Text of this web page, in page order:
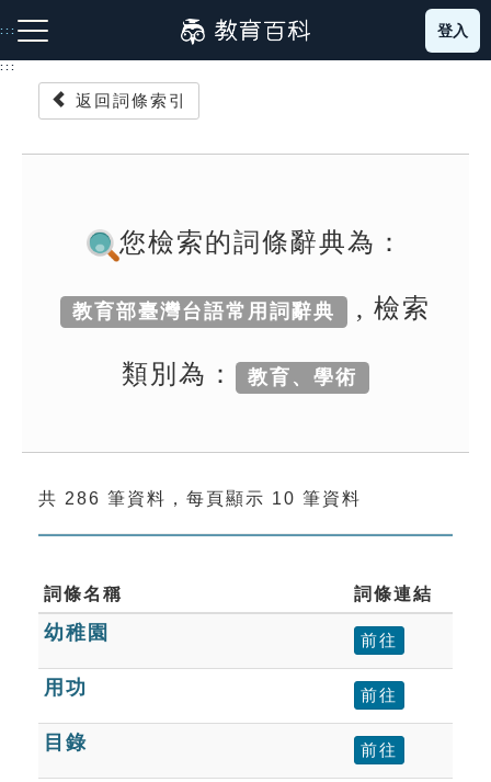
到
主
:::
生字詞彙表
成語故事
索引選單
單字索引
生命大百科索引
遊戲專區
教學應用
登入
:::
返回詞條索引
您檢索的詞條辭典為：
教育部臺灣台語常用詞辭典 , 檢索
類別為： 教育、學術
共 286 筆資料，每頁顯示 10 筆資料
詞條名稱 詞條連結
幼稚園 前往
用功 前往
目錄 前往